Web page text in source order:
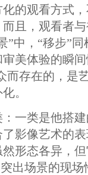
的观看方式
且，观看者
”中，“移步”
美体验的瞬
而存在的，是
。
一类是他搭
影像艺术的
形态各异，
出场景的现